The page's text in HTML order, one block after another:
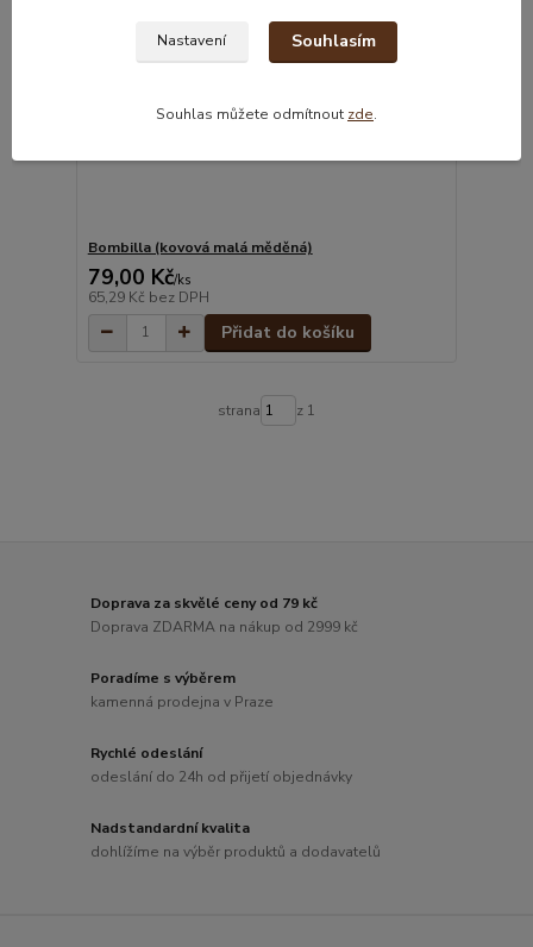
Bombilla (kovová malá měděná)
79,00 Kč/ks
65,29 Kč bez DPH
Přidat do košíku
strana z 1
Doprava za skvělé ceny od 79 kč
Doprava ZDARMA na nákup od 2999 kč
Poradíme s výběrem
kamenná prodejna v Praze
Rychlé odeslání
odeslání do 24h od přijetí objednávky
Nadstandardní kvalita
dohlížíme na výběr produktů a dodavatelů
Nastavení Souhlasím
Souhlas můžete odmítnout zde.